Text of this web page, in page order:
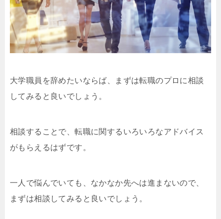
大学職員を辞めたいならば、まずは転職のプロに相談
してみると良いでしょう。
相談することで、転職に関するいろいろなアドバイス
がもらえるはずです。
一人で悩んでいても、なかなか先へは進まないので、
まずは相談してみると良いでしょう。